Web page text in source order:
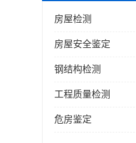
房屋检测
房屋安全鉴定
钢结构检测
工程质量检测
危房鉴定